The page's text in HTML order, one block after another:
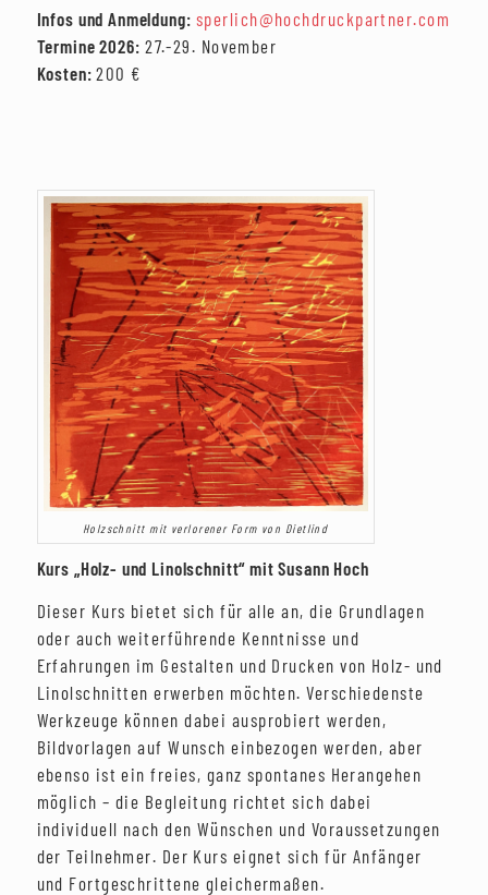
Infos und Anmeldung: sperlich@hochdruckpartner.com
Termine 2026: 27.-29. November
Kosten:200 €
Holzschnitt mit verlorener Form von Dietlind
Kurs „Holz- und Linolschnitt“ mit Susann Hoch
Dieser Kurs bietet sich für alle an, die Grundlagen
oder auch weiterführende Kenntnisse und
Erfahrungen im Gestalten und Drucken von Holz- und
Linolschnitten erwerben möchten. Verschiedenste
Werkzeuge können dabei ausprobiert werden,
Bildvorlagen auf Wunsch einbezogen werden, aber
ebenso ist ein freies, ganz spontanes Herangehen
möglich – die Begleitung richtet sich dabei
individuell nach den Wünschen und Voraussetzungen
der Teilnehmer. Der Kurs eignet sich für Anfänger
und Fortgeschrittene gleichermaßen.